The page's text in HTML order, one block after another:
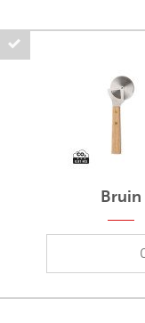
Bruin